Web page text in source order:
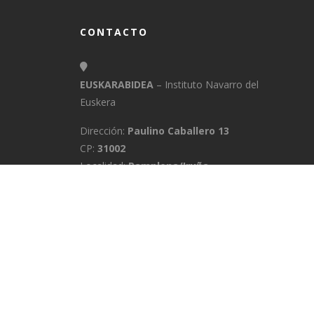
CONTACTO
EUSKARABIDEA – Instituto Navarro del
Euskera
Dirección: Paulino Caballero 13
CP: 31002
Localidad:Pamplona/Iruña